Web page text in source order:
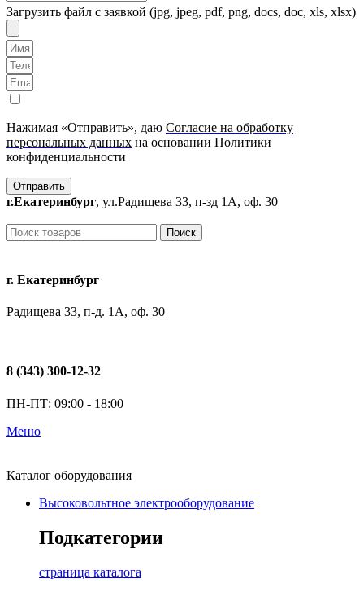
Загрузить файл с заявкой (jpg, jpeg, pdf, png, docs, doc, xls, xlsx)
Нажимая «Отправить», даю Согласие на обработку
персональных данных на основании Политики
конфиденциальности
Отправить
г.Екатеринбург, ул.Радищева 33, п-зд 1А, оф. 30
Поиск
г. Екатеринбург
Радищева 33, п-д. 1А, оф. 30
8 (343) 300-12-32
ПН-ПТ: 09:00 - 18:00
Меню
Каталог оборудования
Высоковольтное электрооборудование
Подкатегории
страница каталога